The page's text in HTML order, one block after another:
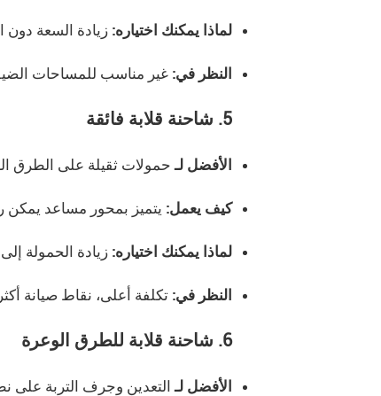
لماذا يمكنك اختياره: زيادة السعة دون
النظر في: غير مناسب للمساحات
5. شاحنة قلابة فائقة
الأفضل لـحمولات ثقيلة على الطرق
كيف يعمل: يتميز بمحور مساعد يمكن
لماذا يمكنك اختياره: زيادة الحمولة
النظر في: تكلفة أعلى، نقاط صيانة
6. شاحنة قلابة للطرق الوعرة
الأفضل لـالتعدين وجرف التربة على